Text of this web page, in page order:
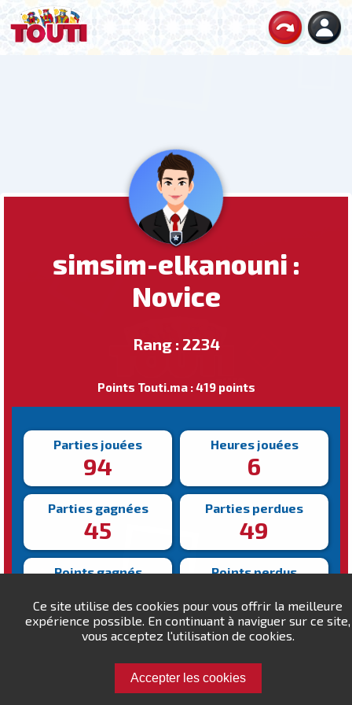
Ce site utilise des cookies pour vous offrir la meilleure
expérience possible. En continuant à naviguer sur ce site,
vous acceptez l'utilisation de cookies.
Accepter les cookies
simsim-elkanouni :
Novice
Rang : 2234
Points Touti.ma : 419 points
Parties jouées
94
Heures jouées
6
Parties gagnées
45
Parties perdues
49
Points gagnés Points perdus
Victoire la plus rapide
121s
Victoire la plus lente
856s